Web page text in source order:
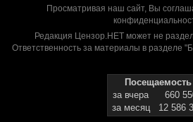
Просматривая наш сайт, Вы
Редакция Цензор.НЕТ может не
Ответственность за материалы в разделе
Посещаемость
за вчера
660
за месяц
12 586